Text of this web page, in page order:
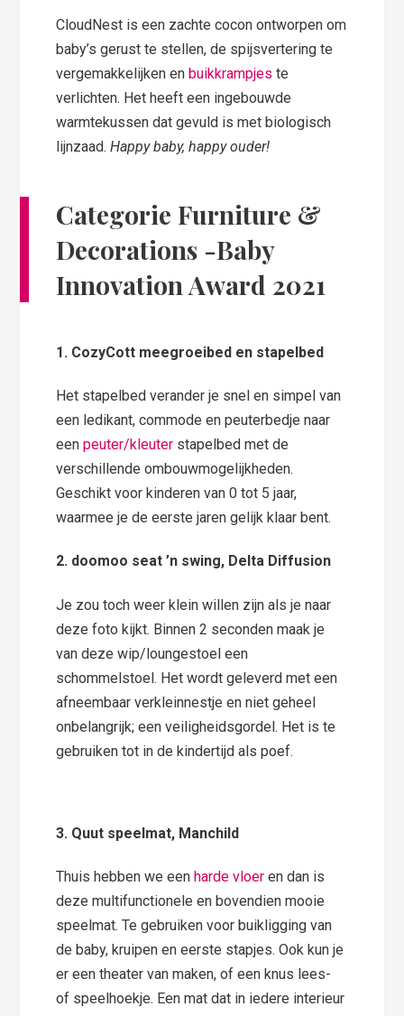
CloudNest is een zachte cocon ontworpen om
baby’s gerust te stellen, de spijsvertering te
vergemakkelijken enbuikkrampjeste
verlichten. Het heeft een ingebouwde
warmtekussen dat gevuld is met biologisch
lijnzaad.Happy baby, happy ouder!
Categorie Furniture &
Decorations -Baby
Innovation Award 2021
1. CozyCott meegroeibed en stapelbed
Het stapelbed verander je snel en simpel van
een ledikant, commode en peuterbedje naar
eenpeuter/kleuter stapelbed met de
verschillende ombouwmogelijkheden.
Geschikt voor kinderen van 0 tot 5 jaar,
waarmee je de eerste jaren gelijk klaar bent.
2. doomoo seat ’n swing, Delta Diffusion
Je zou toch weer klein willen zijn als je naar
deze foto kijkt. Binnen 2 seconden maak je
van deze wip/loungestoel een
schommelstoel. Het wordt geleverd met een
afneembaar verkleinnestje en niet geheel
onbelangrijk; een veiligheidsgordel. Het is te
gebruiken tot in de kindertijd als poef.
3. Quut speelmat, Manchild
Thuis hebben we een harde vloer en dan is
deze multifunctionele en bovendien mooie
speelmat. Te gebruiken voor buikligging van
de baby, kruipen en eerste stapjes. Ook kun je
er een theater van maken, of een knus lees-
of speelhoekje. Een mat dat in iedere interieur